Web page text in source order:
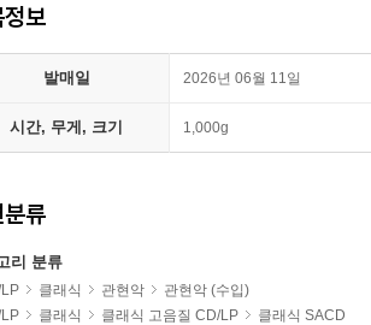
보
발매일 2026년 06월 11일
시간, 무게, 크기 1,000g
류
리 분류
클래식 관현악
관현악 (수입)
클래식 클래식 고음질 CD/LP
클래식 SACD